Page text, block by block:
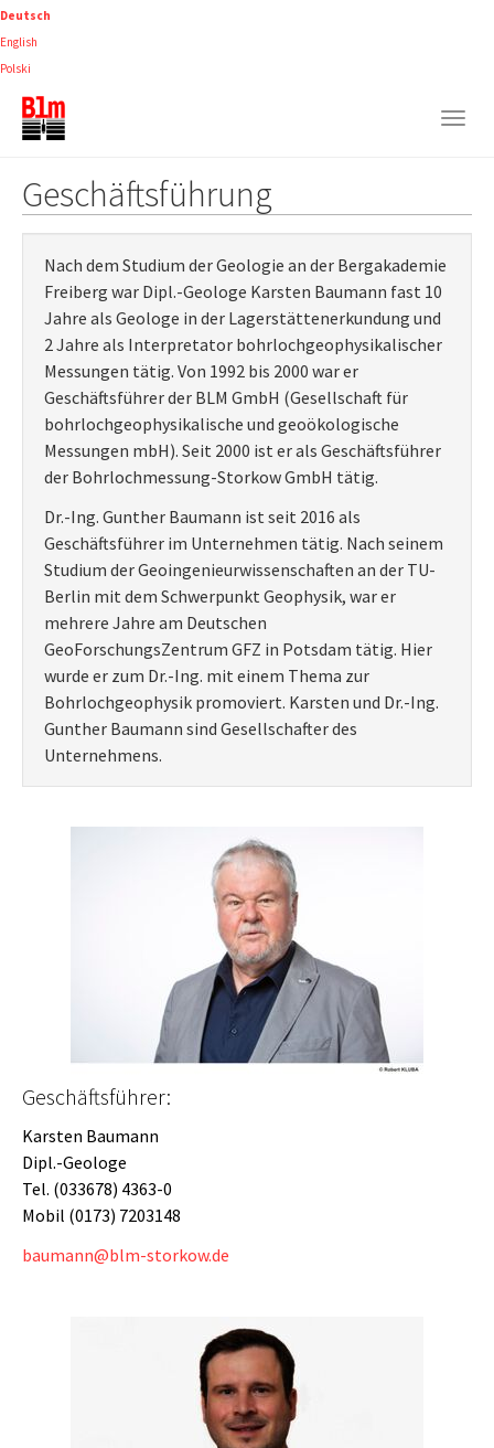
Skip
to
main
content
Deutsch
English
Polski
Geschäftsführung
Nach dem Studium der Geologie an der Bergakademie
Freiberg war Dipl.-Geologe Karsten Baumann fast 10
Jahre als Geologe in der Lagerstättenerkundung und
2 Jahre als Interpretator bohrlochgeophysikalischer
Messungen tätig. Von 1992 bis 2000 war er
Geschäftsführer der BLM GmbH (Gesellschaft für
bohrlochgeophysikalische und geoökologische
Messungen mbH). Seit 2000 ist er als Geschäftsführer
der Bohrlochmessung-Storkow GmbH tätig.
Dr.-Ing. Gunther Baumann ist seit 2016 als
Geschäftsführer im Unternehmen tätig. Nach seinem
Studium der Geoingenieurwissenschaften an der TU-
Berlin mit dem Schwerpunkt Geophysik, war er
mehrere Jahre am Deutschen
GeoForschungsZentrum GFZ in Potsdam tätig. Hier
wurde er zum Dr.-Ing. mit einem Thema zur
Bohrlochgeophysik promoviert. Karsten und Dr.-Ing.
Gunther Baumann sind Gesellschafter des
Unternehmens.
Geschäftsführer:
Karsten Baumann
Dipl.-Geologe
Tel. (033678) 4363-0
Mobil (0173) 7203148
baumann@blm-storkow.de